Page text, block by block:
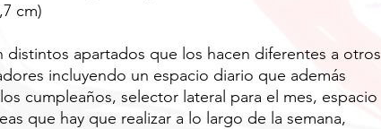
cm)
distintos apartados que los hacen diferentes a otros
incluyendo un espacio diario que además
cumpleaños, selector lateral para el mes, espacio
que hay que realizar a lo largo de la semana,